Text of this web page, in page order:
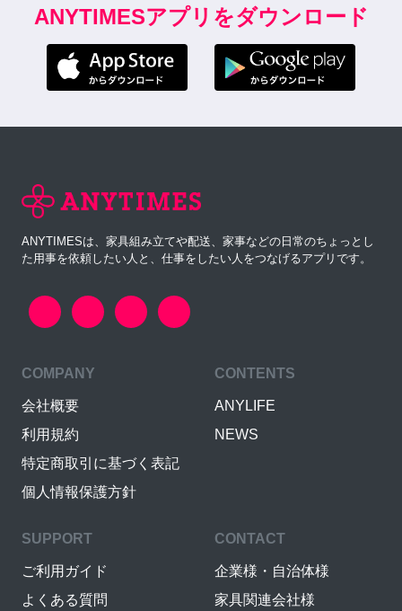
ANYTIMESアプリをダウンロード
ANYTIMESは、家具組み立てや配送、家事などの日常のちょっとし
た用事を依頼したい人と、仕事をしたい人をつなげるアプリです。
COMPANY
会社概要
利用規約
特定商取引に基づく表記
個人情報保護方針
CONTENTS
ANYLIFE
NEWS
SUPPORT
ご利用ガイド
よくある質問
CONTACT
企業様・自治体様
家具関連会社様